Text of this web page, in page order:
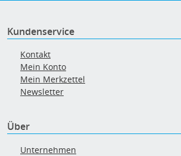
Kundenservice
Kontakt
Mein Konto
Mein Merkzettel
Newsletter
Über
Unternehmen